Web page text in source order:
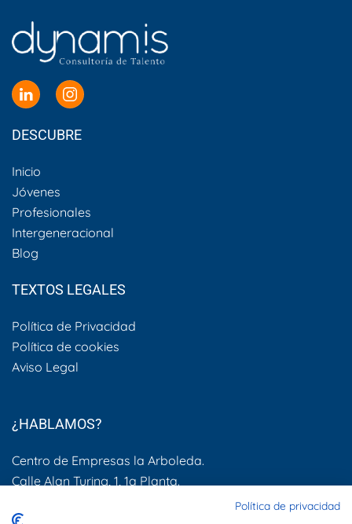
DESCUBRE
Inicio
Jóvenes
Profesionales
Intergeneracional
Blog
TEXTOS LEGALES
Política de Privacidad
Política de cookies
Aviso Legal
¿HABLAMOS?
Centro de Empresas la Arboleda.
Calle Alan Turing, 1, 1a Planta.
Política de privacidad